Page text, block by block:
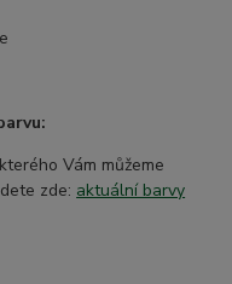
Vám můžeme
zde: aktuální barvy